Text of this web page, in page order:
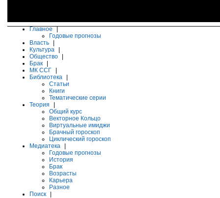
Главное
Годовые прогнозы
Власть
Культура
Общество
Брак
МК ССГ
Библиотека
Статьи
Книги
Тематические серии
Теория
Общий курс
Векторное Кольцо
Виртуальные имиджи
Брачный гороскоп
Циклический гороскоп
Медиатека
Годовые прогнозы
История
Брак
Возрасты
Карьера
Разное
Поиск